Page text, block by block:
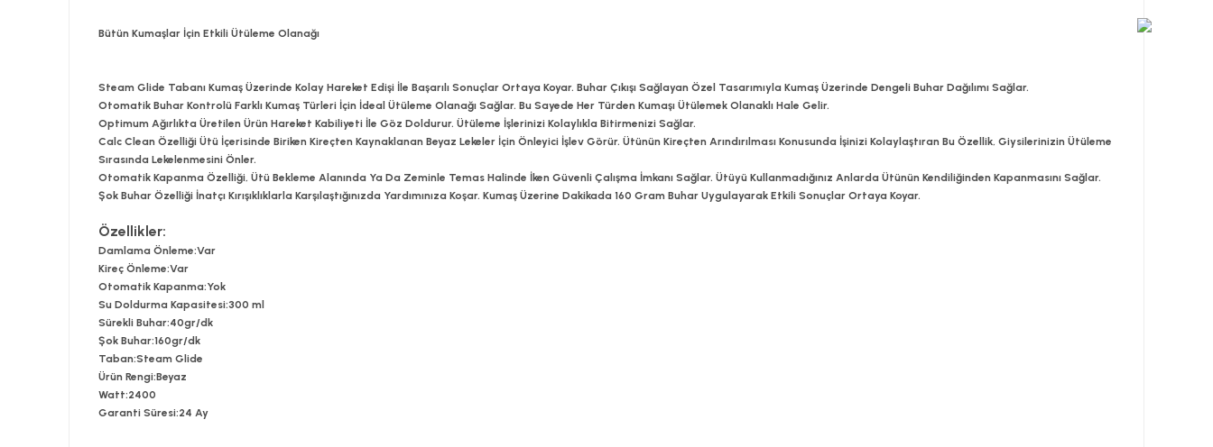
Bütün Kumaşlar İçin Etkili Ütüleme Olanağı
Steam Glide Tabanı Kumaş Üzerinde Kolay Hareket Edişi İle Başarılı Sonuçlar Ortaya Koyar. Buhar Çıkışı Sağlayan Özel Tasarımıyla Kumaş Üzerinde Dengeli Buhar Dağılımı Sağlar.
Otomatik Buhar Kontrolü Farklı Kumaş Türleri İçin İdeal Ütüleme Olanağı Sağlar. Bu Sayede Her Türden Kumaşı Ütülemek Olanaklı Hale Gelir.
Optimum Ağırlıkta Üretilen Ürün Hareket Kabiliyeti İle Göz Doldurur. Ütüleme İşlerinizi Kolaylıkla Bitirmenizi Sağlar.
Calc Clean Özelliği Ütü İçerisinde Biriken Kireçten Kaynaklanan Beyaz Lekeler İçin Önleyici İşlev Görür. Ütünün Kireçten Arındırılması Konusunda İşinizi Kolaylaştıran Bu Özellik, Giysilerinizin Ütüleme
Sırasında Lekelenmesini Önler.
Otomatik Kapanma Özelliği, Ütü Bekleme Alanında Ya Da Zeminle Temas Halinde İken Güvenli Çalışma İmkanı Sağlar. Ütüyü Kullanmadığınız Anlarda Ütünün Kendiliğinden Kapanmasını Sağlar.
Şok Buhar Özelliği İnatçı Kırışıklıklarla Karşılaştığınızda Yardımınıza Koşar. Kumaş Üzerine Dakikada 160 Gram Buhar Uygulayarak Etkili Sonuçlar Ortaya Koyar.
Özellikler:
Damlama Önleme:Var
Kireç Önleme:Var
Otomatik Kapanma:Yok
Su Doldurma Kapasitesi:300 ml
Sürekli Buhar:40gr/dk
Şok Buhar:160gr/dk
Taban:Steam Glide
Ürün Rengi:Beyaz
Watt:2400
Garanti Süresi:24 Ay